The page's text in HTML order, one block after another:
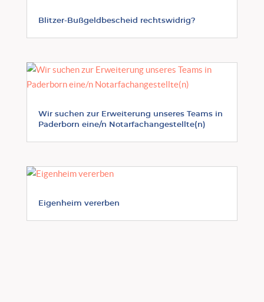
Blitzer-Bußgeldbescheid rechtswidrig?
Wir suchen zur Erweiterung unseres Teams in
Paderborn eine/n Notarfachangestellte(n)
Eigenheim vererben